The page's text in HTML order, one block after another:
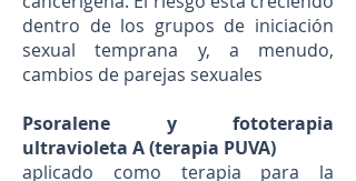
dentro de los grupos de iniciación
sexual temprana y, a menudo,
cambios de parejas sexuales
Psoralene y fototerapia
ultravioleta A (terapia PUVA)
aplicado como terapia para la